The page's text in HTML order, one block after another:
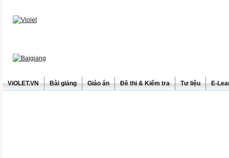
ViOLET.VN Bài giảng Giáo án Đề thi & Kiểm tra Tư liệu E-